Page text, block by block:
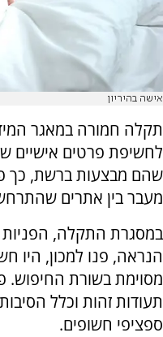
אישה בהיריון
תקלה חמורה במאגר
לחשיפת פרטים אישיים
מעבר בין אתרים
במסגרת התקלה, הפניות
הנראה, פנו למכון, היו
מסוימת בשורת החיפוש.
תעודות זהות וכלל
ספציפי חשופים.